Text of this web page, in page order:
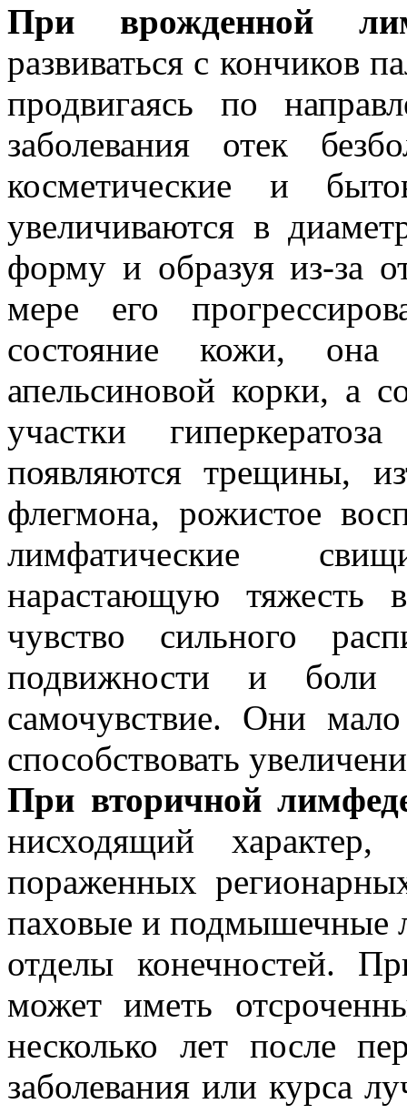
При врожденной
развиваться с кончиков
продвигаясь по
заболевания отек
косметические и
увеличиваются в
форму и образуя из-за
мере его
состояние кожи, она
апельсиновой корки, а
участки
появляются трещины,
флегмона, рожистое
лимфатические
нарастающую тяжесть
чувство сильного
подвижности и боли
самочувствие. Они
способствовать
При вторичной
нисходящий характер,
пораженных
паховые и подмышечные
отделы конечностей.
может иметь
несколько лет после
заболевания или курса